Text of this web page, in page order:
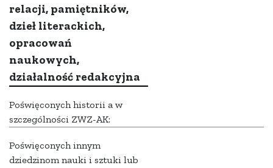
relacji, pamiętników,
dzieł literackich,
opracowań
naukowych,
działalność redakcyjna
Poświęconych historii a w
szczególności ZWZ-AK:
Poświęconych innym
dziedzinom nauki i sztuki lub